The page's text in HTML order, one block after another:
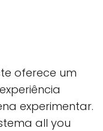
oferece um
experimentar.
all you